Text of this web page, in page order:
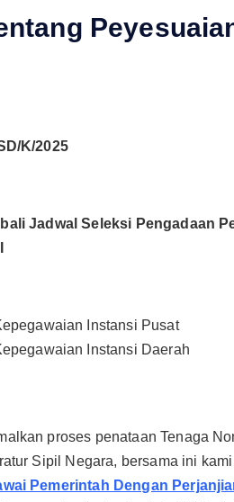
K/2025
Jadwal Seleksi Pengadaan
Instansi Pusat
Instansi Daerah
proses penataan Tenaga
Sipil Negara, bersama ini
Pemerintah Dengan